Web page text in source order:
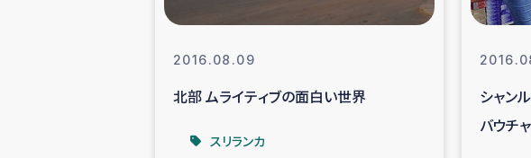
ベイルート大規模爆発被災者支援
アグロフォレストリー（カカオ）事業
2016.08.09
北部 ムライティブの面白い世界
スリランカ
シャン
バウチ